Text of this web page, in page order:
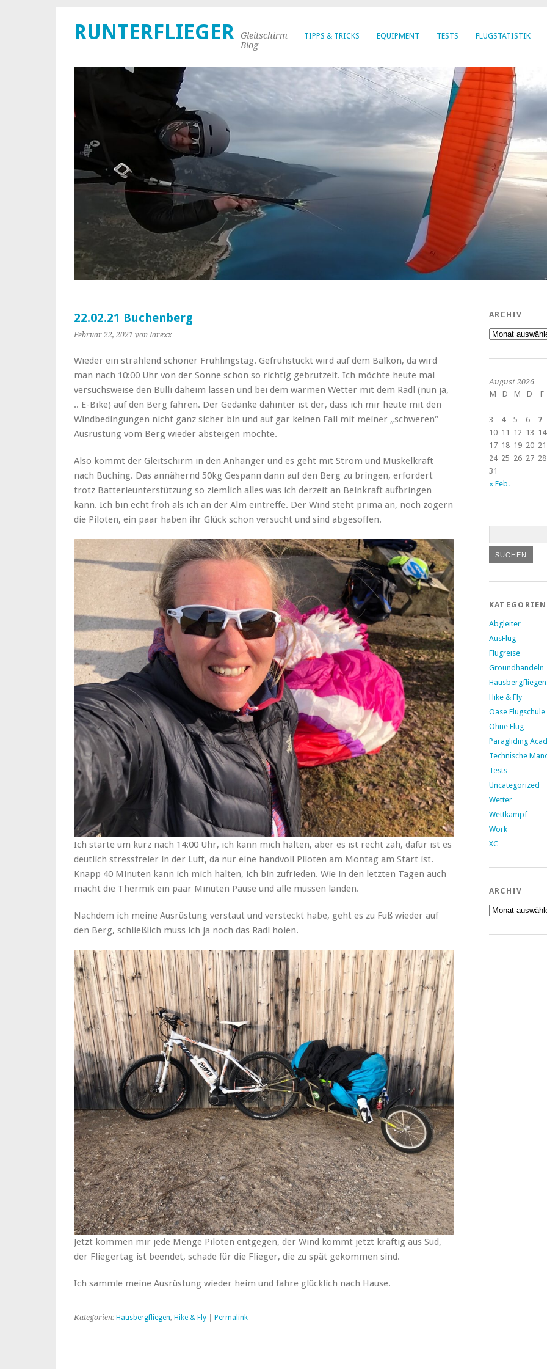
TIPPS & TRICKS EQUIPMENT TESTS FLUGSTATISTIK
RUNTERFLIEGER
Gleitschirm
Blog
22.02.21 Buchenberg
Februar 22, 2021 von Iarexx
Wieder ein strahlend schöner Frühlingstag. Gefrühstückt wird auf dem Balkon, da wird
man nach 10:00 Uhr von der Sonne schon so richtig gebrutzelt. Ich möchte heute mal
versuchsweise den Bulli daheim lassen und bei dem warmen Wetter mit dem Radl (nun ja,
.. E-Bike) auf den Berg fahren. Der Gedanke dahinter ist der, dass ich mir heute mit den
Windbedingungen nicht ganz sicher bin und auf gar keinen Fall mit meiner „schweren“
Ausrüstung vom Berg wieder absteigen möchte.
Also kommt der Gleitschirm in den Anhänger und es geht mit Strom und Muskelkraft
nach Buching. Das annähernd 50kg Gespann dann auf den Berg zu bringen, erfordert
trotz Batterieunterstützung so ziemlich alles was ich derzeit an Beinkraft aufbringen
kann. Ich bin echt froh als ich an der Alm eintreffe. Der Wind steht prima an, noch zögern
die Piloten, ein paar haben ihr Glück schon versucht und sind abgesoffen.
Ich starte um kurz nach 14:00 Uhr, ich kann mich halten, aber es ist recht zäh, dafür ist es
deutlich stressfreier in der Luft, da nur eine handvoll Piloten am Montag am Start ist.
Knapp 40 Minuten kann ich mich halten, ich bin zufrieden. Wie in den letzten Tagen auch
macht die Thermik ein paar Minuten Pause und alle müssen landen.
Nachdem ich meine Ausrüstung verstaut und versteckt habe, geht es zu Fuß wieder auf
den Berg, schließlich muss ich ja noch das Radl holen.
Jetzt kommen mir jede Menge Piloten entgegen, der Wind kommt jetzt kräftig aus Süd,
der Fliegertag ist beendet, schade für die Flieger, die zu spät gekommen sind.
Ich sammle meine Ausrüstung wieder heim und fahre glücklich nach Hause.
Kategorien: Hausbergfliegen, Hike & Fly Permalink
ARCHIV
Archiv
August 2026
M
D M D F
3
4 5 6 7
10 11 12 13 14
17 18 19 20 21
24 25 26 27 28
31
« Feb.
KATEGORIEN
Abgleiter
AusFlug
Flugreise
Groundhandeln
Hausbergfliegen
Hike & Fly
Oase Flugschule
Ohne Flug
Paragliding
Technische
Tests
Uncategorized
Wetter
Wettkampf
Work
XC
ARCHIV
Archiv